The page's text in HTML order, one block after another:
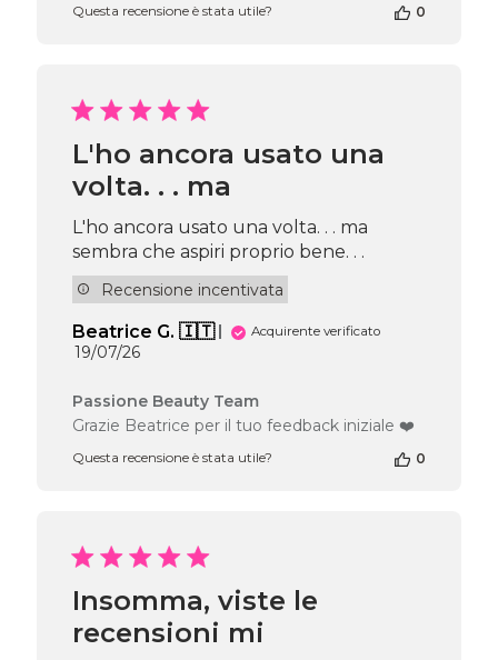
del
Beauty
Team
Jul
30
2026
Questa recensione è stata utile? 0
L'ho ancora usato una
volta. . . ma
L'ho ancora usato una volta. . . ma
sembra che aspiri proprio bene. . .
Recensione incentivata
Beatrice G. 🇮🇹 Acquirente verificato
Data
pubblicazione
19/07/26
Commenti
del
del
Beauty
Team
del
Passione Beauty Team
Grazie Beatrice per il tuo feedback iniziale ❤️
Questa recensione è stata utile? 0
Insomma, viste le
recensioni mi